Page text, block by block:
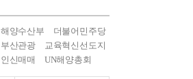
해양수산부
더불어민주당
부산관광
교육혁신선도지
인신매매 UN해양총회